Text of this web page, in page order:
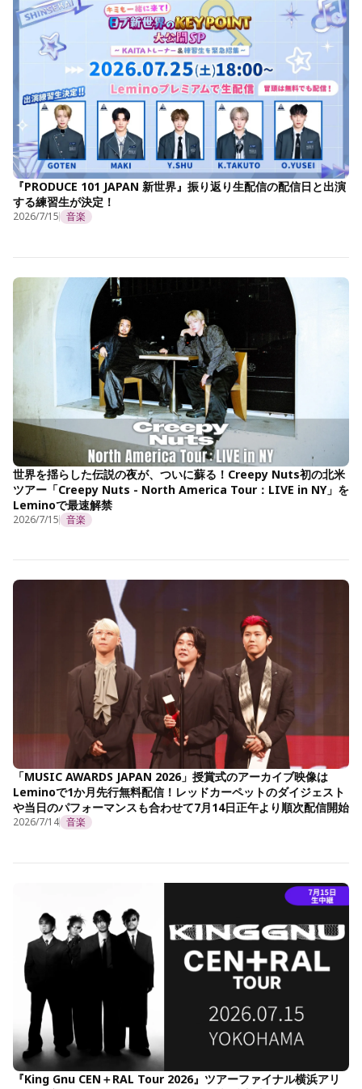
『PRODUCE 101 JAPAN 新世界』振り返り生配信の配信日と出演
する練習生が決定！
2026/7/15 音楽
世界を揺らした伝説の夜が、ついに蘇る！Creepy Nuts初の北米
ツアー「Creepy Nuts - North America Tour：LIVE in NY」を
Leminoで最速解禁
2026/7/15 音楽
「MUSIC AWARDS JAPAN 2026」授賞式のアーカイブ映像は
Leminoで1か月先行無料配信！レッドカーペットのダイジェスト
や当日のパフォーマンスも合わせて7月14日正午より順次配信開始
2026/7/14 音楽
『King Gnu CEN＋RAL Tour 2026』ツアーファイナル横浜アリ